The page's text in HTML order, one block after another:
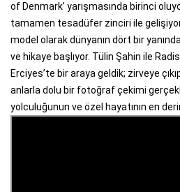
of Denmark’ yarışmasında birinci
tamamen tesadüfer zinciri ile
model olarak dünyanın dört bir
ve hikaye başlıyor. Tülin Şahin ile
Erciyes’te bir araya geldik; zirveye
anlarla dolu bir fotoğraf çekimi
yolculuğunun ve özel hayatının en